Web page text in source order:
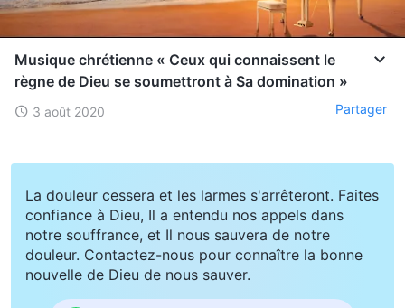
Musique chrétienne « Ceux qui connaissent le
règne de Dieu se soumettront à Sa domination »
3 août 2020 Partager
La douleur cessera et les larmes s'arrêteront. Faites
confiance à Dieu, Il a entendu nos appels dans
notre souffrance, et Il nous sauvera de notre
douleur. Contactez-nous pour connaître la bonne
nouvelle de Dieu de nous sauver.